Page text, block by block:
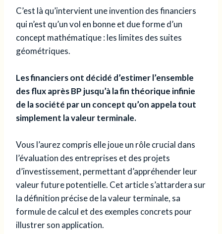
C’est là qu’intervient une invention des financiers
qui n’est qu’un vol en bonne et due forme d’un
concept mathématique : les limites des suites
géométriques.
Les financiers ont décidé d’estimer l’ensemble
des flux après BP jusqu’à la fin théorique infinie
de la société par un concept qu’on appela tout
simplement la valeur terminale.
Vous l’aurez compris elle joue un rôle crucial dans
l’évaluation des entreprises et des projets
d’investissement, permettant d’appréhender leur
valeur future potentielle. Cet article s’attardera sur
la définition précise de la valeur terminale, sa
formule de calcul et des exemples concrets pour
illustrer son application.